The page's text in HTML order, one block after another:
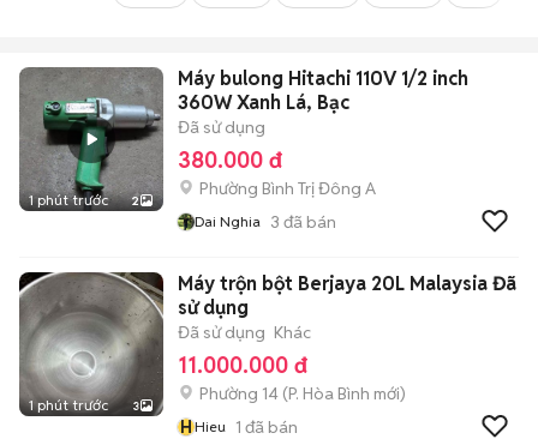
1 phút trước 2
Máy bulong Hitachi 110V 1/2 inch
360W Xanh Lá, Bạc
Đã sử dụng
380.000 đ
Phường Bình Trị Đông A
Dai Nghia 3 đã bán
1 phút trước 3
Máy trộn bột Berjaya 20L Malaysia Đã
sử dụng
Đã sử dụng Khác
11.000.000 đ
Phường 14 (P. Hòa Bình mới)
HHieu 1 đã bán